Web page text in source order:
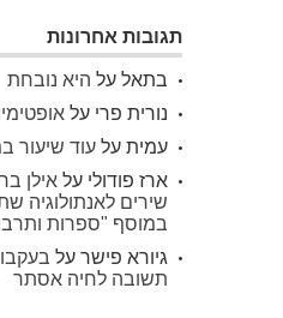
תגובות אחרונות
בתאל על היא נובחת
נורית פרי על
עמית על עוד שיעור
ארז פודולי על אילן
שירים לאנתולוגיה
במוסף "ספרות
גיורא פישר על
תשובה לחיה אסתר